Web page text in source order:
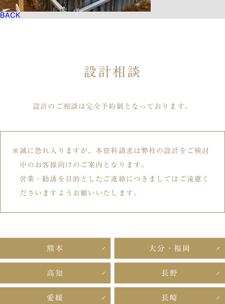
BACK
設計相談
設計のご相談は完全予約制となっております。
誠に恐れ入りますが、本資料請求は弊社の設計をご検討
中のお客様向けのご案内となります。
営業・勧誘を目的としたご連絡につきましてはご遠慮く
ださいますようお願いいたします。
熊本 大分・福岡
高知 長野
愛媛 長崎